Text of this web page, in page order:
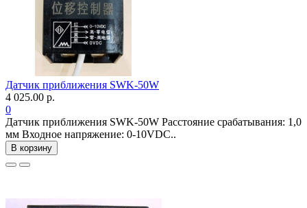
Датчик приближения SWK-50W
4 025.00 р.
0
Датчик приближения SWK-50W Расстояние срабатывания: 1,0
мм Входное напряжение: 0-10VDC..
В корзину